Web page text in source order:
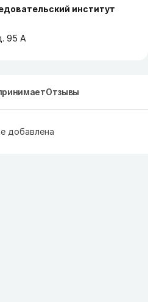
институт
95 А
Отзывы
добавлена